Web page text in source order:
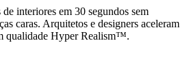
interiores em 30 segundos sem
caras. Arquitetos e designers aceleram
qualidade Hyper Realism™.